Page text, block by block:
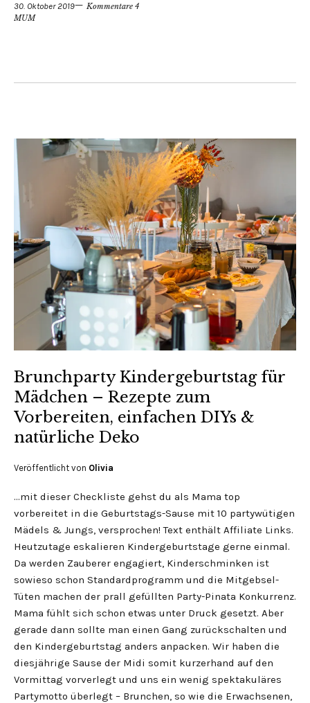
30. Oktober 2019
Kommentare 4
MUM
Brunchparty Kindergeburtstag für
Mädchen – Rezepte zum
Vorbereiten, einfachen DIYs &
natürliche Deko
Veröffentlicht von Olivia
…mit dieser Checkliste gehst du als Mama top
vorbereitet in die Geburtstags-Sause mit 10 partywütigen
Mädels & Jungs, versprochen! Text enthält Affiliate Links.
Heutzutage eskalieren Kindergeburtstage gerne einmal.
Da werden Zauberer engagiert, Kinderschminken ist
sowieso schon Standardprogramm und die Mitgebsel-
Tüten machen der prall gefüllten Party-Pinata Konkurrenz.
Mama fühlt sich schon etwas unter Druck gesetzt. Aber
gerade dann sollte man einen Gang zurückschalten und
den Kindergeburtstag anders anpacken. Wir haben die
diesjährige Sause der Midi somit kurzerhand auf den
Vormittag vorverlegt und uns ein wenig spektakuläres
Partymotto überlegt – Brunchen, so wie die Erwachsenen,